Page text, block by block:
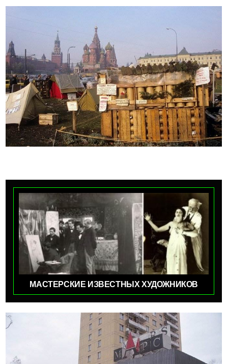
МАСТЕРСКИЕ ИЗВЕСТНЫХ ХУДОЖНИКОВ